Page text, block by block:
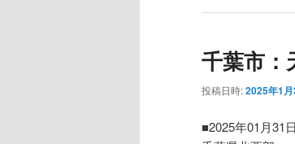
千葉市：
投稿日時:2025年1
■2025年01月